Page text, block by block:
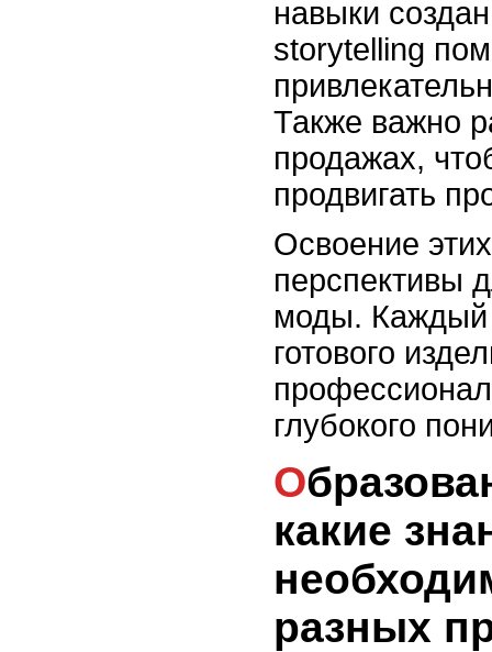
навыки
storytelling
Также важно
продажах,
продвигать
Освоение
перспективы
моды. Каждый
готового
глубокого
Образование и курсы:
какие
разных